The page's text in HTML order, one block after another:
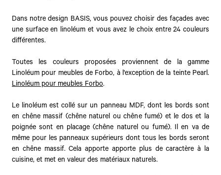
Dans notre design BASIS, vous pouvez choisir des façades avec
une surface en linoléum et vous avez le choix entre 24 couleurs
différentes.
Toutes les couleurs proposées proviennent de la gamme
Linoléum pour meubles de Forbo, à l'exception de la teinte Pearl.
Linoléum pour meubles Forbo.
Le linoléum est collé sur un panneau MDF, dont les bords sont
en chêne massif (chêne naturel ou chêne fumé) et le dos et la
poignée sont en placage (chêne naturel ou fumé). Il en va de
même pour les panneaux supérieurs dont tous les bords seront
en chêne massif. Cela apporte apporte plus de caractère à la
cuisine, et met en valeur des matériaux naturels.